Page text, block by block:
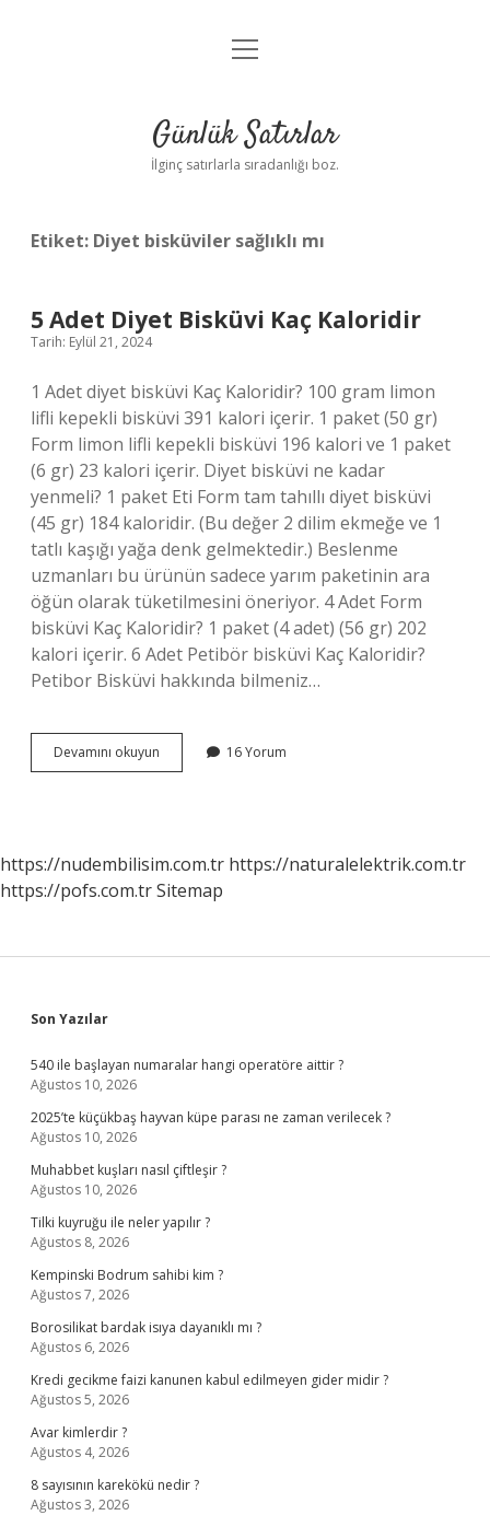
Anasayfa
Yasal Uyarı
menüyü
Günlük Satırlar
İlginç satırlarla sıradanlığı boz.
Etiket: Diyet bisküviler sağlıklı mı
5 Adet Diyet Bisküvi Kaç Kaloridir
Tarih: Eylül 21, 2024
1 Adet diyet bisküvi Kaç Kaloridir? 100 gram limon
lifli kepekli bisküvi 391 kalori içerir. 1 paket (50 gr)
Form limon lifli kepekli bisküvi 196 kalori ve 1 paket
(6 gr) 23 kalori içerir. Diyet bisküvi ne kadar
yenmeli? 1 paket Eti Form tam tahıllı diyet bisküvi
(45 gr) 184 kaloridir. (Bu değer 2 dilim ekmeğe ve 1
tatlı kaşığı yağa denk gelmektedir.) Beslenme
uzmanları bu ürünün sadece yarım paketinin ara
öğün olarak tüketilmesini öneriyor. 4 Adet Form
bisküvi Kaç Kaloridir? 1 paket (4 adet) (56 gr) 202
kalori içerir. 6 Adet Petibör bisküvi Kaç Kaloridir?
Petibor Bisküvi hakkında bilmeniz…
Devamını okuyun
Adet
16 Yorum
https://nudembilisim.com.tr https://naturalelektrik.com.tr
https://pofs.com.trSitemap
Sidebar
Son Yazılar
540 ile başlayan numaralar hangi operatöre aittir ?
Ağustos 10, 2026
2025’te küçükbaş hayvan küpe parası ne zaman verilecek ?
Ağustos 10, 2026
Muhabbet kuşları nasıl çiftleşir ?
Ağustos 10, 2026
Tilki kuyruğu ile neler yapılır ?
Ağustos 8, 2026
Kempinski Bodrum sahibi kim ?
Ağustos 7, 2026
Borosilikat bardak isıya dayanıklı mı ?
Ağustos 6, 2026
Kredi gecikme faizi kanunen kabul edilmeyen gider midir ?
Ağustos 5, 2026
Avar kimlerdir ?
Ağustos 4, 2026
8 sayısının karekökü nedir ?
Ağustos 3, 2026